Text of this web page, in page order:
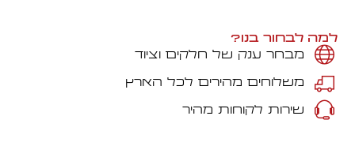
למה לבחור בנו?
מבחר ענק של חלקים וציוד
משלוחים מהירים לכל הארץ
שירות לקוחות מהיר